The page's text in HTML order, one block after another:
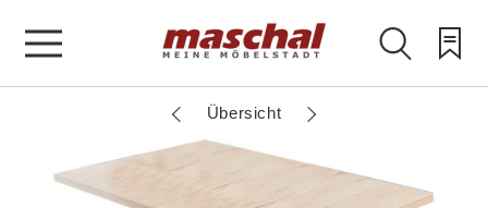
Übersicht